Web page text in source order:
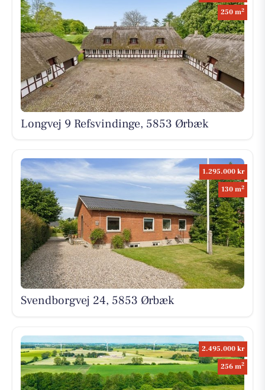
250 m2
Longvej 9 Refsvindinge, 5853 Ørbæk
1.295.000 kr
130 m2
Svendborgvej 24, 5853 Ørbæk
2.495.000 kr
256 m2